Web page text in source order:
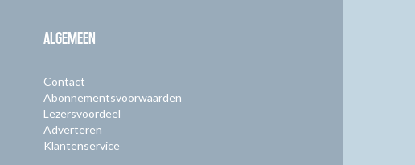
ALGEMEEN
Contact
Abonnementsvoorwaarden
Lezersvoordeel
Adverteren
Klantenservice